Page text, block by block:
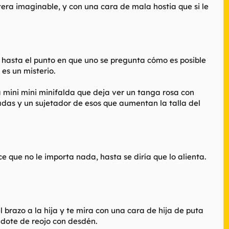
imaginable, y con una cara de mala hostia que si le
el punto en que uno se pregunta cómo es posible
un misterio.
mini minifalda que deja ver un tanga rosa con
y un sujetador de esos que aumentan la talla del
que no le importa nada, hasta se diría que lo alienta.
brazo a la hija y te mira con una cara de hija de puta
de reojo con desdén.